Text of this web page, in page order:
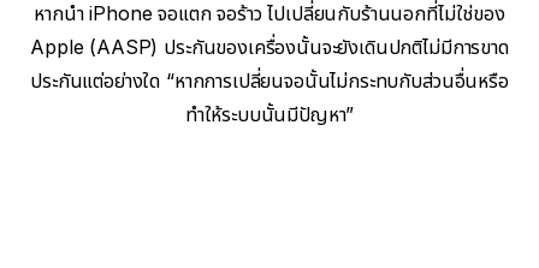
หากนำ iPhone จอแตก จอร้าว ไปเปลี่ยนกับร้านนอกที่ไม่ใช่ของ
Apple (AASP) ประกันของเครื่องนั้นจะยังเดินปกติไม่มีการขาด
ประกันแต่อย่างใด “หากการเปลี่ยนจอนั้นไม่กระทบกับส่วนอื่นหรือ
ทำให้ระบบนั้นมีปัญหา”